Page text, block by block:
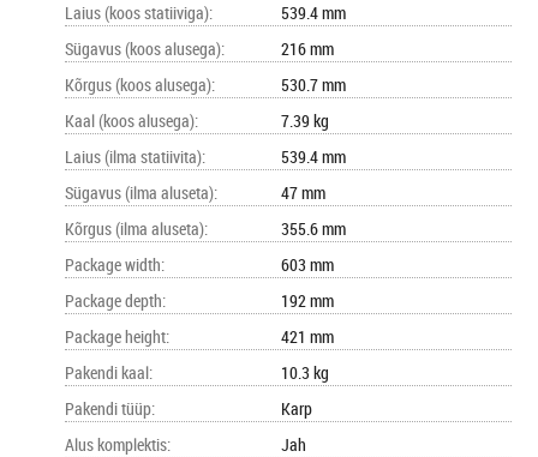
Laius (koos statiiviga):
539.4 mm
Sügavus (koos alusega):
216 mm
Kõrgus (koos alusega):
530.7 mm
Kaal (koos alusega):
7.39 kg
Laius (ilma statiivita):
539.4 mm
Sügavus (ilma aluseta):
47 mm
Kõrgus (ilma aluseta):
355.6 mm
Package width:
603 mm
Package depth:
192 mm
Package height:
421 mm
Pakendi kaal:
10.3 kg
Pakendi tüüp:
Karp
Alus komplektis:
Jah